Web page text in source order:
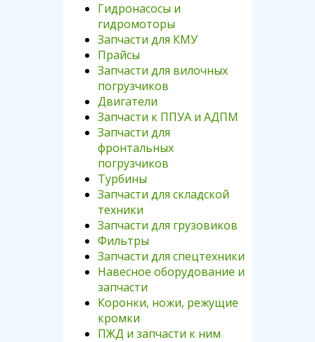
Гидронасосы и
гидромоторы
Запчасти для КМУ
Прайсы
Запчасти для вилочных
погрузчиков
Двигатели
Запчасти к ППУА и АДПМ
Запчасти для
фронтальных
погрузчиков
Турбины
Запчасти для складской
техники
Запчасти для грузовиков
Фильтры
Запчасти для спецтехники
Навесное оборудование и
запчасти
Коронки, ножи, режущие
кромки
ПЖД и запчасти к ним